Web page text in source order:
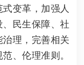
变革，加强人
民生保障、社
理，完善相关
、伦理准则。